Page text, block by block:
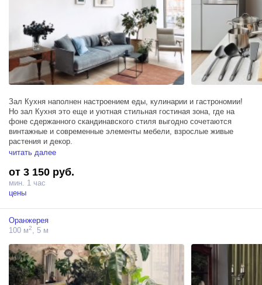
Зал Кухня наполнен настроением еды, кулинарии и гастрономии!
Но зал Кухня это еще и уютная стильная гостиная зона, где на
фоне сдержанного скандинавского стиля выгодно сочетаются
винтажные и современные элементы мебели, взрослые живые
растения и декор.
только полностью функциональной кухней: духовой шкаф,
холодильник и две индукционные варочные панели, но и блэкаут
шторами, гримерным столом, тремя источниками Profoto D1 500 и
читать далее
от 3 150 руб.
мин. 1 час
цены
Оранжерея
100 м2 , 5 м